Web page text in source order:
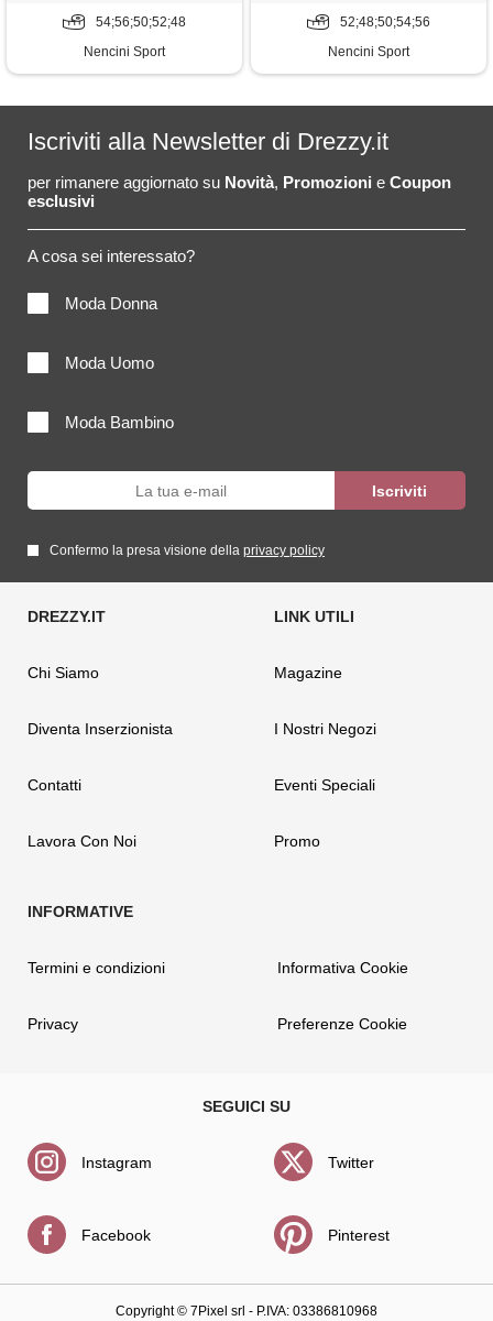
54;56;50;52;48
Nencini Sport
52;48;50;54;56
Nencini Sport
Iscriviti alla Newsletter di Drezzy.it
per rimanere aggiornato su Novità, Promozioni e Coupon
esclusivi
A cosa sei interessato?
Moda Donna
Moda Uomo
Moda Bambino
Confermo la presa visione della privacy policy
Chi Siamo
Diventa Inserzionista
Contatti
Lavora Con Noi
Magazine
I Nostri Negozi
Eventi Speciali
Promo
Termini e condizioni
Privacy
Informativa Cookie
Preferenze Cookie
Instagram
Facebook
Twitter
Pinterest
Copyright © 7Pixel srl - P.IVA: 03386810968